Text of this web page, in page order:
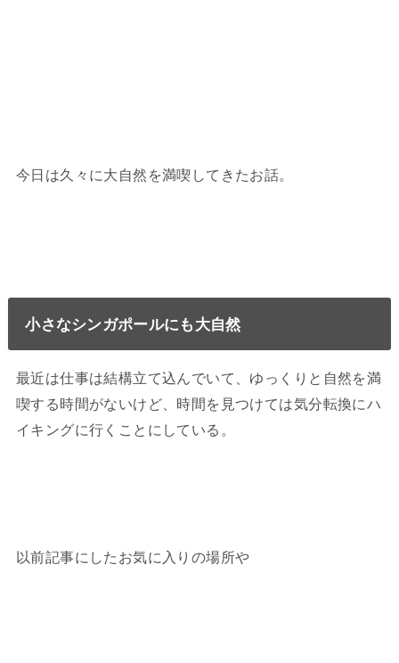
今日は久々に大自然を満喫してきたお話。
小さなシンガポールにも大自然
最近は仕事は結構立て込んでいて、ゆっくりと自然を満
喫する時間がないけど、時間を見つけては気分転換にハ
イキングに行くことにしている。
以前記事にしたお気に入りの場所や